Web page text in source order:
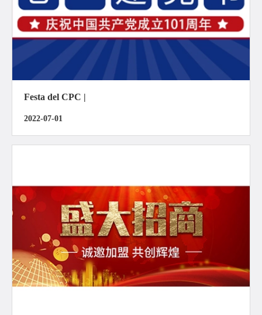
Festa del CPC |
2022-07-01